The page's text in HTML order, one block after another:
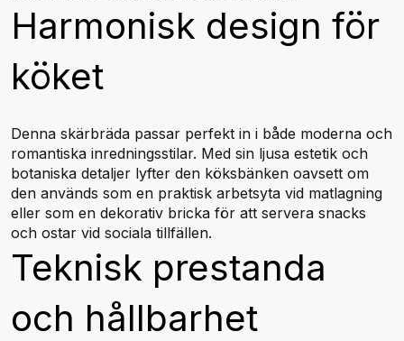
Harmonisk design för
köket
Denna skärbräda passar perfekt in i både moderna och
romantiska inredningsstilar. Med sin ljusa estetik och
botaniska detaljer lyfter den köksbänken oavsett om
den används som en praktisk arbetsyta vid matlagning
eller som en dekorativ bricka för att servera snacks
och ostar vid sociala tillfällen.
Teknisk prestanda
och hållbarhet